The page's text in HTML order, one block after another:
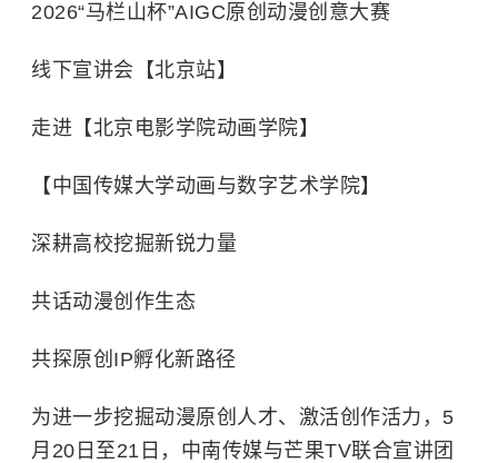
2026“马栏山杯”AIGC原创动漫创意大赛
线下宣讲会【北京站】
走进【北京电影学院动画学院】
【中国传媒大学动画与数字艺术学院】
深耕高校挖掘新锐力量
共话动漫创作生态
共探原创IP孵化新路径
为进一步挖掘动漫原创人才、激活创作活力，5
月20日至21日，中南传媒与芒果TV联合宣讲团